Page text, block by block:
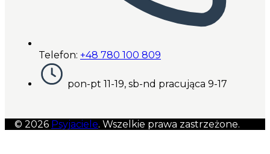
Telefon: +48 780 100 809
pon-pt 11-19, sb-nd pracująca 9-17
© 2026 Psyjaciele. Wszelkie prawa zastrzeżone.